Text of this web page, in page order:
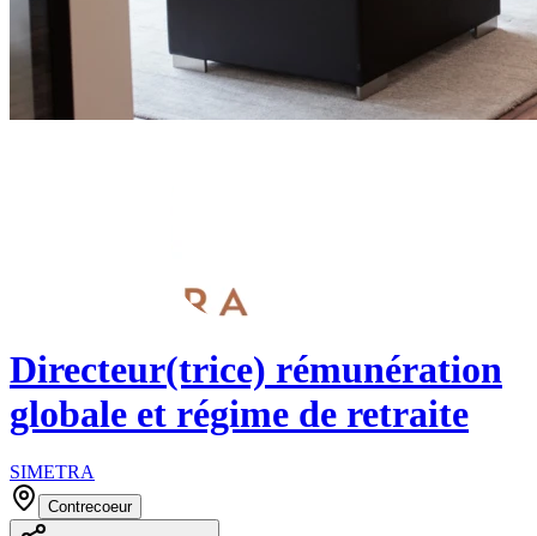
Directeur(trice) rémunération
globale et régime de retraite
SIMETRA
Contrecoeur